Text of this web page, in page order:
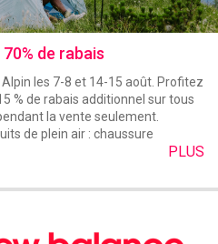
de rabais
les 7-8 et 14-15 août. Profitez
% de rabais additionnel sur tous
la vente seulement.
de plein air : chaussure
PLUS